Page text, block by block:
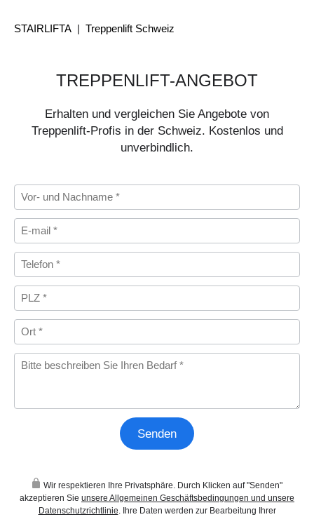
STAIRLIFTA | Treppenlift Schweiz
TREPPENLIFT-ANGEBOT
Erhalten und vergleichen Sie Angebote von
Treppenlift-Profis in der Schweiz. Kostenlos und
unverbindlich.
Wir respektieren Ihre Privatsphäre. Durch Klicken auf "Senden"
akzeptieren Sie unsere Allgemeinen Geschäftsbedingungen und unsere
Datenschutzrichtlinie. Ihre Daten werden zur Bearbeitung Ihrer